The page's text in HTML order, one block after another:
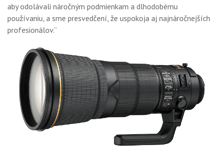
aby odolávali náročným podmienkam a dlhodobému
používaniu, a sme presvedčení, že uspokoja aj najnáročnejších
profesionálov.“